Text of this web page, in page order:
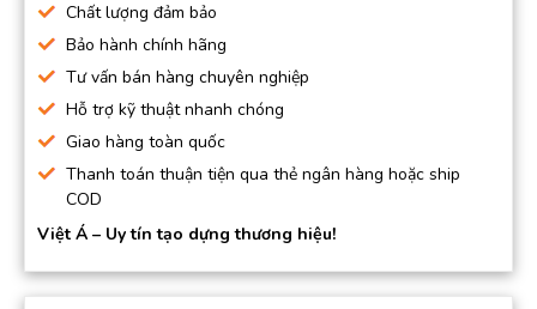
Chất lượng đảm bảo
Bảo hành chính hãng
Tư vấn bán hàng chuyên nghiệp
Hỗ trợ kỹ thuật nhanh chóng
Giao hàng toàn quốc
Thanh toán thuận tiện qua thẻ ngân hàng hoặc ship
COD
Việt Á – Uy tín tạo dựng thương hiệu!